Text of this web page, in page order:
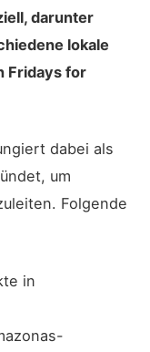
darunter
lokale
Fridays for
dabei als
um
Folgende
in